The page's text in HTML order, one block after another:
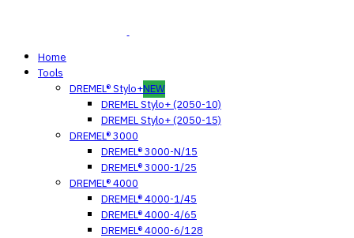
Home
Tools
DREMEL® Stylo+NEW
DREMEL Stylo+ (2050-10)
DREMEL Stylo+ (2050-15)
DREMEL® 3000
DREMEL® 3000-N/15
DREMEL® 3000-1/25
DREMEL® 4000
DREMEL® 4000-1/45
DREMEL® 4000-4/65
DREMEL® 4000-6/128